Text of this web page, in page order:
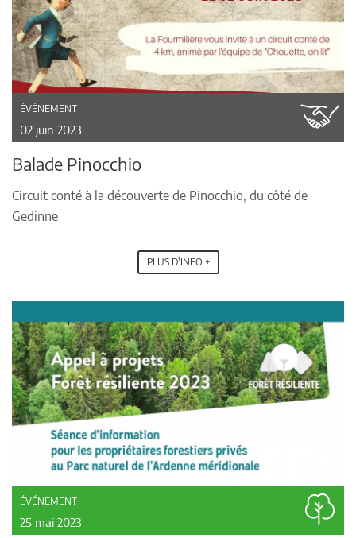
ÉVÉNEMENT
02 juin 2023
Balade Pinocchio
Circuit conté à la découverte de Pinocchio, du côté de
Gedinne
PLUS D'INFO +
ÉVÉNEMENT
25 mai 2023